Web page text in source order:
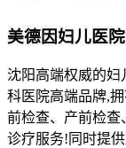
美德因妇儿医院
沈阳高端权威的
科医院高端品牌,
前检查、产前检查
诊疗服务!同时提